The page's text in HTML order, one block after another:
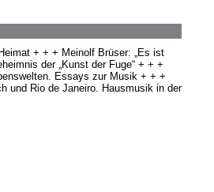
+ + + Meinolf Brüser: „Es ist
der „Kunst der Fuge“ + + +
Essays zur Musik + + +
und Rio de Janeiro. Hausmusik in der